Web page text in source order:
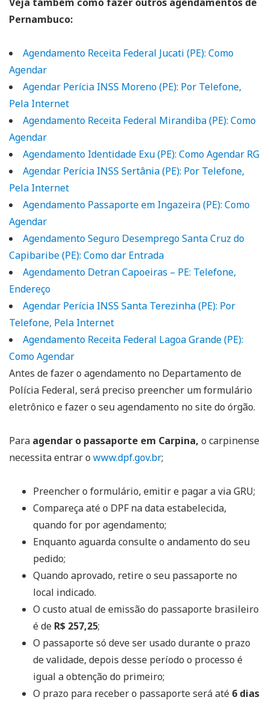
Pernambuco:
Agendamento Receita Federal Jucati (PE): Como
Agendar
Agendar Perícia INSS Moreno (PE): Por Telefone,
Pela Internet
Agendamento Receita Federal Mirandiba (PE): Como
Agendar
Agendamento Identidade Exu (PE): Como Agendar RG
Agendar Perícia INSS Sertânia (PE): Por Telefone,
Pela Internet
Agendamento Passaporte em Ingazeira (PE): Como
Agendar
Agendamento Seguro Desemprego Santa Cruz do
Capibaribe (PE): Como dar Entrada
Agendamento Detran Capoeiras – PE: Telefone,
Endereço
Agendar Perícia INSS Santa Terezinha (PE): Por
Telefone, Pela Internet
Agendamento Receita Federal Lagoa Grande (PE):
Como Agendar
Antes de fazer o agendamento no Departamento de
Polícia Federal, será preciso preencher um formulário
eletrônico e fazer o seu agendamento no site do órgão.
Para agendar o passaporte em Carpina, o carpinense
necessita entrar o www.dpf.gov.br;
Preencher o formulário, emitir e pagar a via GRU;
Compareça até o DPF na data estabelecida,
quando for por agendamento;
Enquanto aguarda consulte o andamento do seu
pedido;
Quando aprovado, retire o seu passaporte no
local indicado.
O custo atual de emissão do passaporte brasileiro
é de R$ 257,25;
O passaporte só deve ser usado durante o prazo
de validade, depois desse período o processo é
igual a obtenção do primeiro;
O prazo para receber o passaporte será até 6 dias